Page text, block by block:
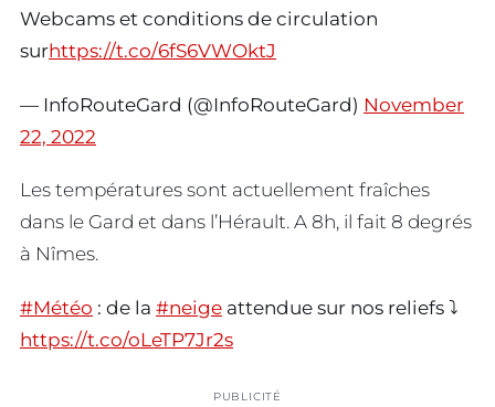
Webcams et conditions de circulation
surhttps://t.co/6fS6VWOktJ
— InfoRouteGard (@InfoRouteGard) November
22, 2022
Les températures sont actuellement fraîches
dans le Gard et dans l’Hérault. A 8h, il fait 8 degrés
à Nîmes.
#Météo : de la #neige attendue sur nos reliefs ⤵️
https://t.co/oLeTP7Jr2s
PUBLICITÉ